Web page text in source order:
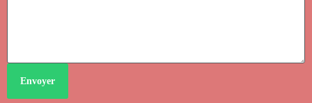
Envoyer